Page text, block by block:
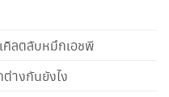
คิลตลับหมึกเอชพี
างกันยังไง